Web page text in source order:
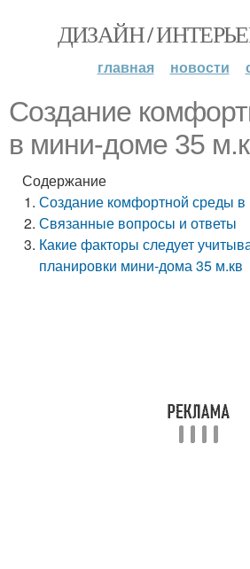
ДИЗАЙН /
главная новости
Создание
в мини-доме 35
Содержание
Создание комфортной среды
Связанные вопросы и ответы
Какие факторы следует
планировки мини-дома 35 м.кв